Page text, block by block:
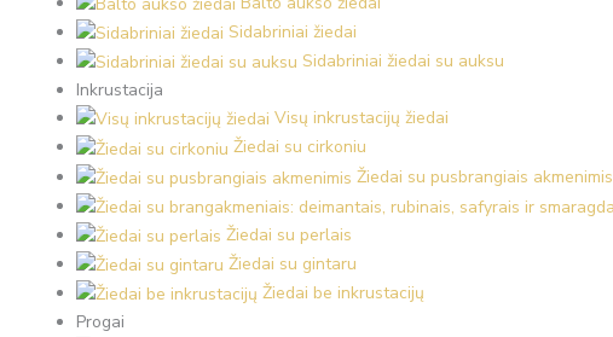
Sidabriniai žiedai
Sidabriniai žiedai su auksu
Inkrustacija
Visų inkrustacijų žiedai
Žiedai su cirkoniu
Žiedai su pusbrangiais akmenimis
Žiedai su perlais
Žiedai su gintaru
Žiedai be inkrustacijų
Progai